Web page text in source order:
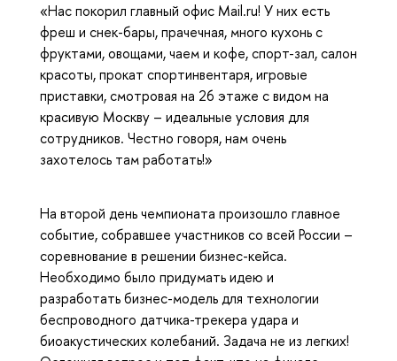
«Нас покорил главный офис Mail.ru! У них есть
фреш и снек-бары, прачечная, много кухонь с
фруктами, овощами, чаем и кофе, спорт-зал, салон
красоты, прокат спортинвентаря, игровые
приставки, смотровая на 26 этаже с видом на
красивую Москву – идеальные условия для
сотрудников. Честно говоря, нам очень
захотелось там работать!»
На второй день чемпионата произошло главное
событие, собравшее участников со всей России –
соревнование в решении бизнес-кейса.
Необходимо было придумать идею и
разработать бизнес-модель для технологии
беспроводного датчика-трекера удара и
биоакустических колебаний. Задача не из легких!